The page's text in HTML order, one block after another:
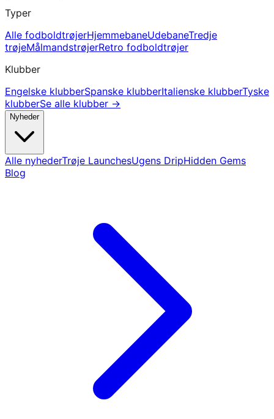
Typer
Alle fodboldtrøjerHjemmebaneUdebaneTredje
trøjeMålmandstrøjerRetro fodboldtrøjer
Klubber
Engelske klubberSpanske klubberItalienske klubberTyske
klubberSe alle klubber →
Nyheder
Alle nyhederTrøje LaunchesUgens DripHidden Gems
Blog